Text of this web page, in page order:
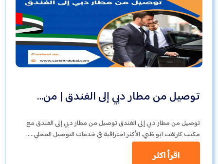
توصيل من مطار دبي إلى الفندق | من…
توصيل من مطار دبي إلى الفندق توصيل من مطار دبي إلى الفندق مع
مكتب كارلفت ابو ظبي، الأكثر احترافية في خدمات التوصيل المحلي..…
اقرأ اكثر